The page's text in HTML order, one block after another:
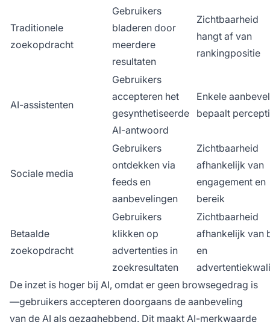
Traditionele
zoekopdracht
Gebruikers
bladeren door
meerdere
resultaten
Zichtbaarheid
hangt af van
rankingpositie
AI-assistenten
Gebruikers
accepteren het
gesynthetiseerde
AI-antwoord
Enkele
bepaalt
Sociale media
Gebruikers
ontdekken via
feeds en
aanbevelingen
Zichtbaarheid
afhankelijk van
engagement en
bereik
Betaalde
zoekopdracht
Gebruikers
klikken op
advertenties in
zoekresultaten
Zichtbaarheid
afhankelijk van
en
De inzet is hoger bij AI, omdat er geen browsegedrag is
—gebruikers accepteren doorgaans de aanbeveling
van de AI als gezaghebbend. Dit maakt AI-merkwaarde